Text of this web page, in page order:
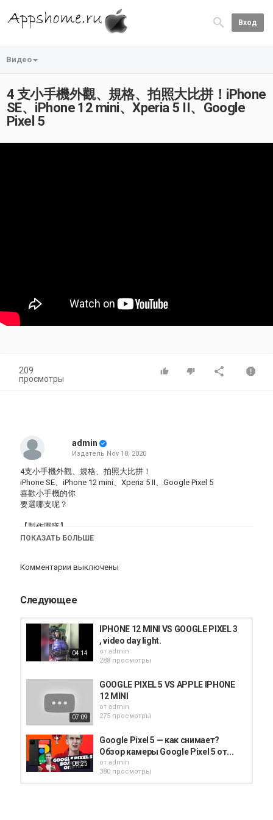
Вход
Видео
4 支小手機外觀、規格、拍照大比拼！iPhone
SE、iPhone 12 mini、Xperia 5 II、Google
Pixel 5
209
просмотры
admin
Издатель Nov 18, 2020
4支小手機外觀、規格、拍照大比拼！
iPhone SE、iPhone 12 mini、Xperia 5 II、Google Pixel 5
喜歡小手機的你
要選哪支呢？
【製作團隊】
企劃：貝爾
剪輯：島鯨工作室 - Luke
【訂閱電獺少女 YouTube】
https://supr.link/o3WBV
【追蹤電獺少女 Instagram】
https://supr.link/nYIMY
【按讚電獺少女 Facebook】https://supr.link/VAZd6
Категория
ПОКАЗАТЬ БОЛЬШЕ
Комментарии выключены
Следующее
04:14
IPHONE 12 MINI VS GOOGLE PIXEL 3
, video day light.
от admin
288 просмотры
07:09
GOOGLE PIXEL 5 VS APPLE IPHONE
12 MINI
от admin
275 просмотры
08:25
Google Pixel 5 — как снимает?
Обзор камеры Google Pixel 5 от...
от admin
380 просмотры